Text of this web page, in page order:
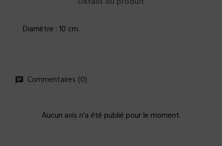
Diamètre : 10 cm.
Commentaires (0)
Aucun avis n'a été publié pour le moment.